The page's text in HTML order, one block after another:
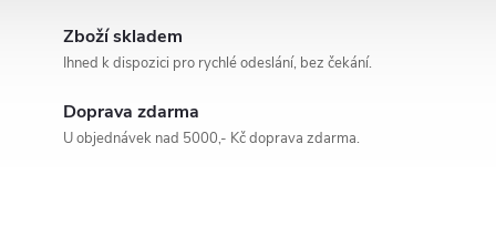
Zboží skladem
Ihned k dispozici pro rychlé odeslání, bez čekání.
Doprava zdarma
U objednávek nad 5000,- Kč doprava zdarma.